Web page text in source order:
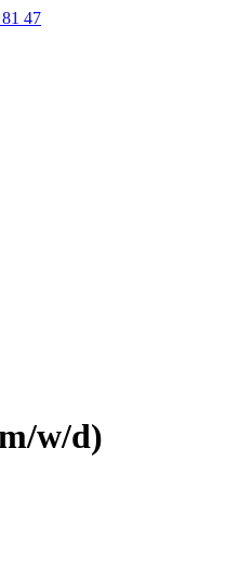
47
w/d)